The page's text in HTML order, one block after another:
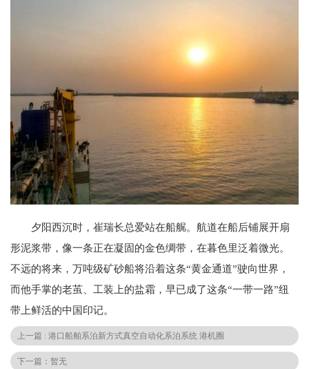
夕阳西沉时，崔瑞长总爱站在船艉。航道在船后铺展开扇
形泥浆带，像一条正在凝固的金色绸带，在暮色里泛着微光。
不远的将来，万吨级矿砂船将沿着这条“黄金通道”驶向世界，
而他手掌的老茧、工装上的盐霜，早已成了这条“一带一路”纽
带上鲜活的中国印记。
上一篇 : 港口船舶系泊新方式真空自动化系泊系统 港机圈
下一篇：暂无